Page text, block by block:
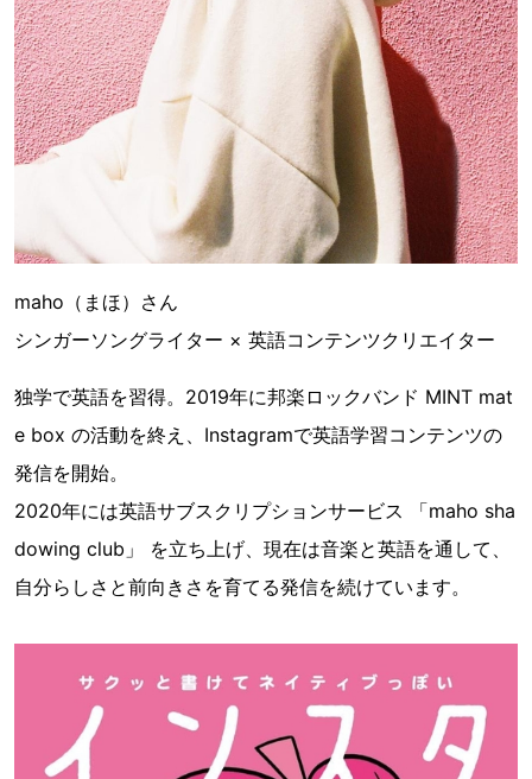
maho（まほ）さん
シンガーソングライター × 英語コンテンツクリエイター
独学で英語を習得。2019年に邦楽ロックバンド MINT mat
e box の活動を終え、Instagramで英語学習コンテンツの
発信を開始。
2020年には英語サブスクリプションサービス 「maho sha
dowing club」 を立ち上げ、現在は音楽と英語を通して、
自分らしさと前向きさを育てる発信を続けています。